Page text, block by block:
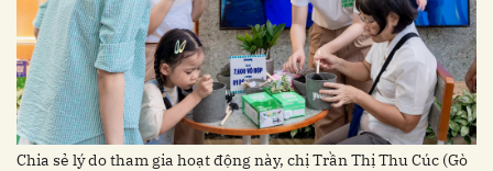
Chia sẻ lý do tham gia hoạt động này, chị Trần Thị Thu Cúc (Gò